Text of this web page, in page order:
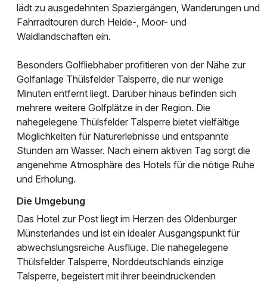
lädt zu ausgedehnten Spaziergängen, Wanderungen und
Fahrradtouren durch Heide-, Moor- und
Waldlandschaften ein.
Besonders Golfliebhaber profitieren von der Nähe zur
Golfanlage Thülsfelder Talsperre, die nur wenige
Minuten entfernt liegt. Darüber hinaus befinden sich
mehrere weitere Golfplätze in der Region. Die
nahegelegene Thülsfelder Talsperre bietet vielfältige
Möglichkeiten für Naturerlebnisse und entspannte
Stunden am Wasser. Nach einem aktiven Tag sorgt die
angenehme Atmosphäre des Hotels für die nötige Ruhe
und Erholung.
Die Umgebung
Das Hotel zur Post liegt im Herzen des Oldenburger
Münsterlandes und ist ein idealer Ausgangspunkt für
abwechslungsreiche Ausflüge. Die nahegelegene
Thülsfelder Talsperre, Norddeutschlands einzige
Talsperre, begeistert mit ihrer beeindruckenden